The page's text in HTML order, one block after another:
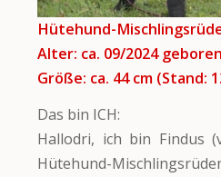
Hütehund-
Alter: ca. 09/2024 geboren
Größe: ca. 44 cm (Stand:
Das bin ICH:
Hallodri, ich bin Findus
Hütehund-